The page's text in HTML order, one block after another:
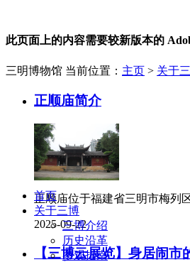
此页面上的内容需要较新版本的
首页
关于三博
三博介绍
历史沿革
参观指南
三明博物馆 当前位置： 主页 > 关于
正顺庙简介
正顺庙位于福建省三明市梅列
2025-09-22
【三博云展览】身居闹